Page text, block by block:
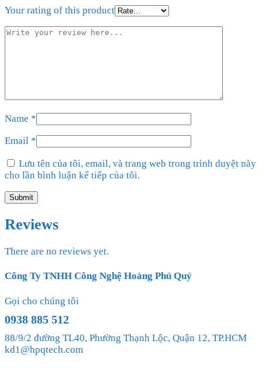
Your rating of this product
Name *
Email *
Lưu tên của tôi, email, và trang web trong trình duyệt này
cho lần bình luận kế tiếp của tôi.
Reviews
There are no reviews yet.
Công Ty TNHH Công Nghệ Hoàng Phú Quý
Gọi cho chúng tôi
0938 885 512
88/9/2 đường TL40, Phường Thạnh Lộc, Quận 12, TP.HCM
kd1@hpqtech.com